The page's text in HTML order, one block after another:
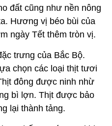
đất cũng như nền nông
Hương vị béo bùi của
ngày Tết thêm tròn vị.
trưng của Bắc Bộ.
chọn các loại thịt tươi
đông được ninh nhừ
bì lợn. Thịt được bảo
lại thành tảng.